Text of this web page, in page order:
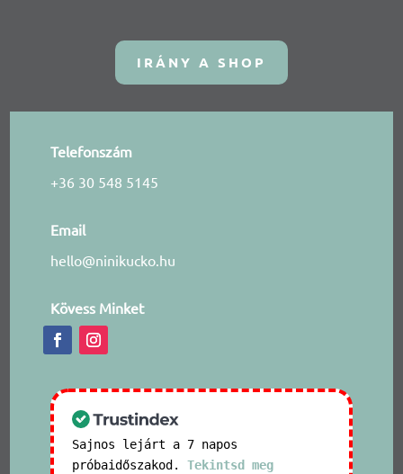
IRÁNY A SHOP
Telefonszám
+36 30 548 5145
Email
hello@ninikucko.hu
Kövess Minket
Sajnos lejárt a 7 napos
próbaidőszakod. Tekintsd meg